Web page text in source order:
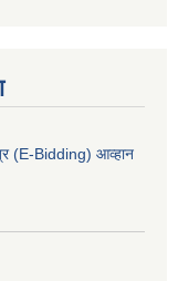
(E-Bidding) आव्हान